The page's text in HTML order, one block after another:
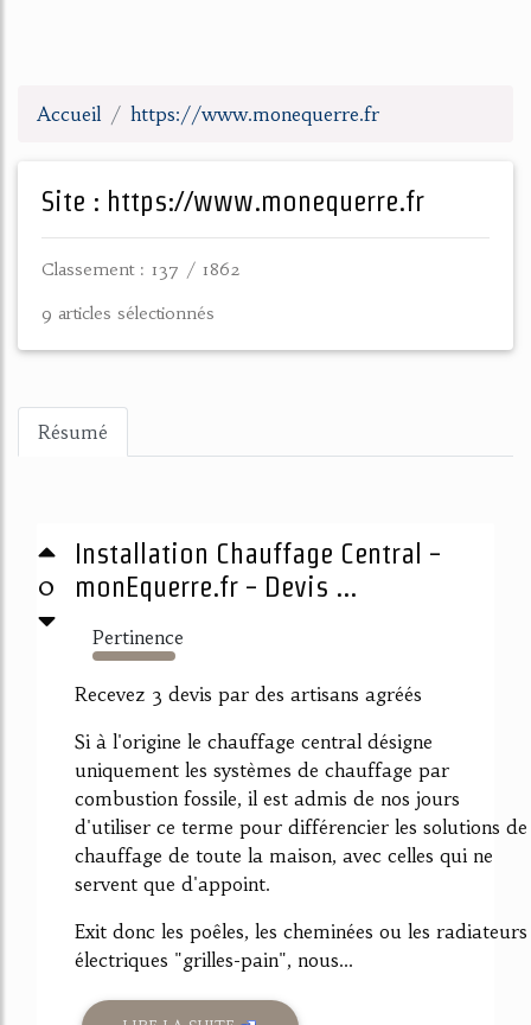
Accueil https://www.monequerre.fr
Site : https://www.monequerre.fr
Classement : 137 / 1862
9 articles sélectionnés
Résumé
0
Installation Chauffage Central -
monEquerre.fr - Devis ...
Pertinence
12337%
Recevez 3 devis par des artisans agréés
Si à l'origine le chauffage central désigne
uniquement les systèmes de chauffage par
combustion fossile, il est admis de nos jours
d'utiliser ce terme pour différencier les solutions de
chauffage de toute la maison, avec celles qui ne
servent que d'appoint.
Exit donc les poêles, les cheminées ou les radiateurs
électriques "grilles-pain", nous...